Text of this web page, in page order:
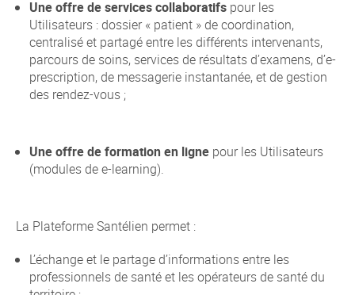
Une offre de services collaboratifs pour les
Utilisateurs : dossier « patient » de coordination,
centralisé et partagé entre les différents intervenants,
parcours de soins, services de résultats d’examens, d’e-
prescription, de messagerie instantanée, et de gestion
des rendez-vous ;
Une offre de formation en ligne pour les Utilisateurs
(modules de e-learning).
La Plateforme Santélien permet :
L’échange et le partage d’informations entre les
professionnels de santé et les opérateurs de santé du